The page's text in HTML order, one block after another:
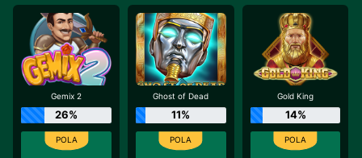
Gemix 2
26%
Ghost of Dead
11%
Gold King
14%